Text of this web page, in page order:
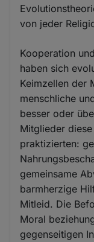
von jeder
Kooperation
haben sich
Keimzellen der
menschliche
besser oder
Mitglieder
praktizierten:
gemeinsame
barmherzige
Mitleid. Die
Moral
gegenseitigen